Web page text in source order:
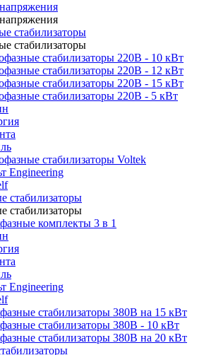
стабилизаторы
стабилизаторы
стабилизаторы 220В - 10 кВт
стабилизаторы 220В - 12 кВт
стабилизаторы 220В - 15 кВт
стабилизаторы 220В - 5 кВт
стабилизаторы Voltek
Engineering
стабилизаторы
стабилизаторы
комплекты 3 в 1
Engineering
стабилизаторы 380В на 15 кВт
стабилизаторы 380В - 10 кВт
стабилизаторы 380В на 20 кВт